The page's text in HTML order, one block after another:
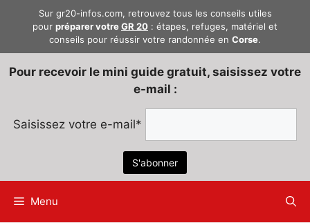
Sur gr20-infos.com, retrouvez tous les conseils utiles
pour préparer votreGR 20 : étapes, refuges, matériel et
conseils pour réussir votre randonnée en Corse.
Pour recevoir le mini guide gratuit, saisissez votre
e-mail :
Saisissez votre e-mail*
Menu